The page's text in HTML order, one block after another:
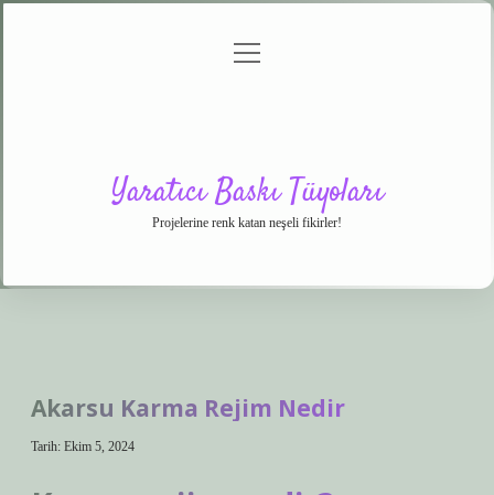
menüyü
Yaratıcı Baskı Tüyoları
Projelerine renk katan neşeli fikirler!
Akarsu Karma Rejim Nedir
Tarih: Ekim 5, 2024